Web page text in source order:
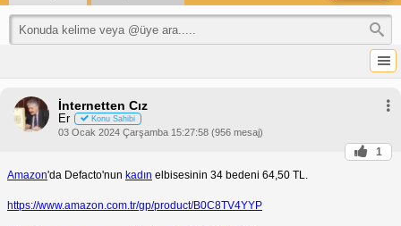
İnternetten Cız
Er Konu Sahibi
03 Ocak 2024 Çarşamba 15:27:58 (956 mesaj)
1
Amazon'da Defacto'nun kadın elbisesinin 34 bedeni 64,50 TL.
https://www.amazon.com.tr/gp/product/B0C8TV4YYP